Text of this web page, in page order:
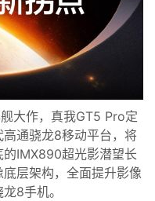
大作， 真我GT5 Pro定
通骁龙8移动平台， 将
的IMX890超光影潜望长
层架构，全面提升影像
龙8手机。